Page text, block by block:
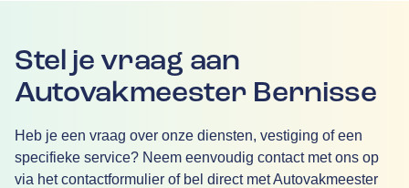
Stel je vraag aan
Autovakmeester Bernisse
Heb je een vraag over onze diensten, vestiging of een
specifieke service? Neem eenvoudig contact met ons op
via het contactformulier of bel direct met Autovakmeester